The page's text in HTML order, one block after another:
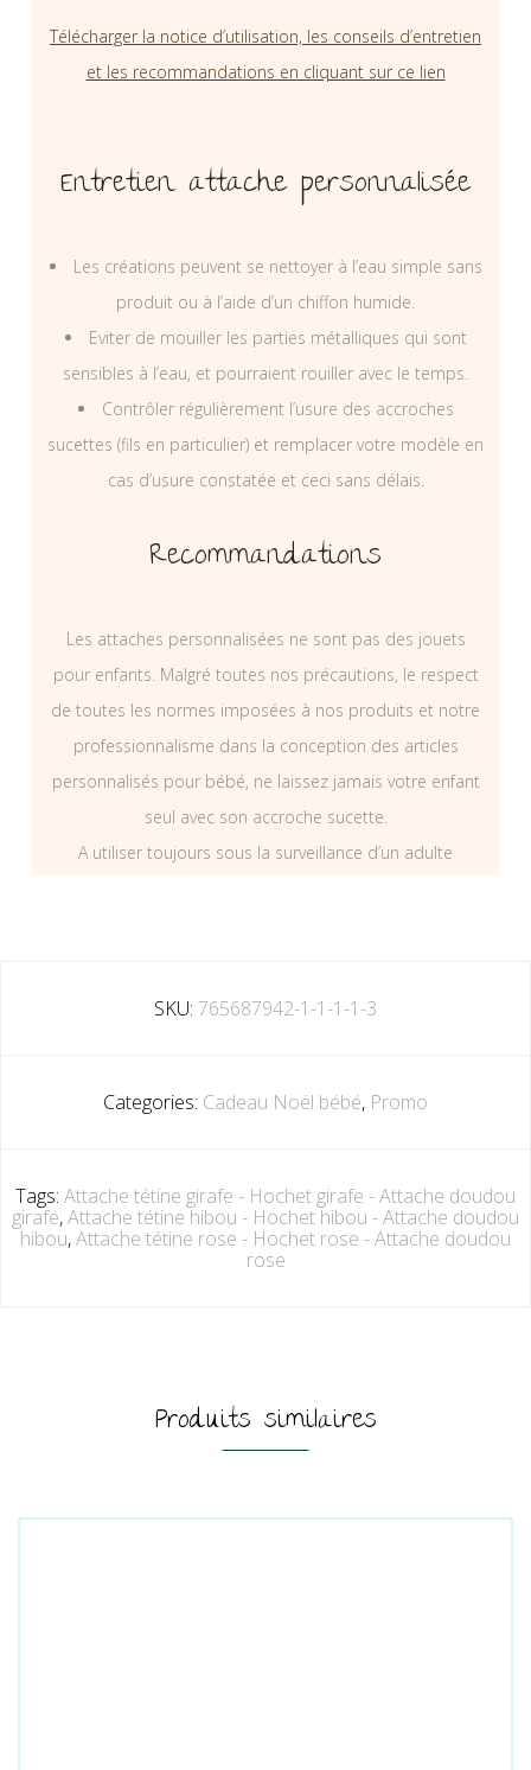
Télécharger la notice d’utilisation, les conseils d’entretien
et les recommandations en cliquant sur ce lien
Entretien attache personnalisée
Les créations peuvent se nettoyer à l’eau simple sans
produit ou à l’aide d’un chiffon humide.
Eviter de mouiller les parties métalliques qui sont
sensibles à l’eau, et pourraient rouiller avec le temps.
Contrôler régulièrement l’usure des accroches
sucettes (fils en particulier) et remplacer votre modèle en
cas d’usure constatée et ceci sans délais.
Recommandations
Les attaches personnalisées ne sont pas des jouets
pour enfants. Malgré toutes nos précautions, le respect
de toutes les normes imposées à nos produits et notre
professionnalisme dans la conception des articles
personnalisés pour bébé, ne laissez jamais votre enfant
seul avec son accroche sucette.
A utiliser toujours sous la surveillance d’un adulte
SKU: 765687942-1-1-1-1-3
Categories: Cadeau Noël bébé, Promo
Tags: Attache tétine girafe - Hochet girafe - Attache doudou
girafe,Attache tétine hibou - Hochet hibou - Attache doudou
hibou,Attache tétine rose - Hochet rose - Attache doudou
rose
Produits similaires